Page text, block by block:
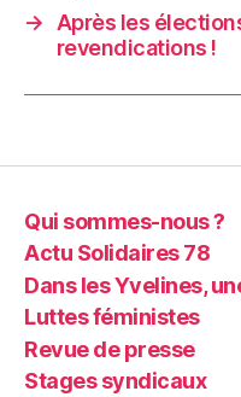
→
Après les
revendications !
Qui sommes-nous ?
Actu Solidaires 78
Dans les Yvelines,
Luttes féministes
Revue de presse
Stages syndicaux